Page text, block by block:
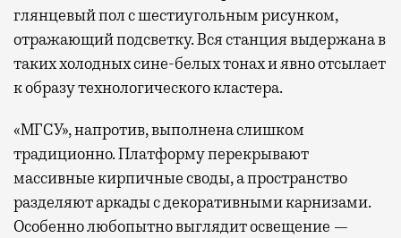
глянцевый пол с шестиугольным рисунком,
отражающий подсветку. Вся станция выдержана в
таких холодных сине-белых тонах и явно отсылает
к образу технологического кластера.
«МГСУ», напротив, выполнена слишком
традиционно. Платформу перекрывают
массивные кирпичные своды, а пространство
разделяют аркады с декоративными карнизами.
Особенно любопытно выглядит освещение —